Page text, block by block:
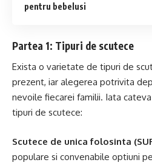
pentru bebelusi
Partea 1: Tipuri de scutece
Exista o varietate de tipuri de
prezent, iar alegerea potrivita
nevoile fiecarei familii. Iata
tipuri de scutece:
Scutece de unica folosinta
populare si convenabile optiuni